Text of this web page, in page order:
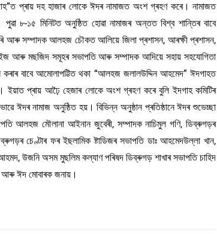
প্ৰায় দহ হাজাৰ লোকে ঈদৰ নামাজত অংশ গ্ৰহণ কৰে। নামাজত
৮-১৫ মিনিটত অনুষ্ঠিত হোৱা নামাজৰ অন্তত বিশ্ব শান্তিৰ বাবে
আৰু সম্পাদক আলহজ চৌকত আলিয়ে জিলা প্ৰশাসন, আৰক্ষী প্ৰশাসন,
আৰু মছজিদ সমূহৰ সভাপতি আৰু সম্পাদক আদিয়ে সহায় সহযোগিতা
কৰাৰ বাবে আমোলাপট্টিত থকা “আলহজ জলালউদ্দিন আহমেদ” ঈদগাহত
প্ৰায় আঢ়ৈ হেজাৰ লোকে অংশ গ্ৰহণ কৰে বুলি ইদগাহ কমিটিৰ
ঈদৰ নামাজ অনুষ্ঠিত হয়। বিভিন্ন অনুষ্ঠান প্ৰতিষ্ঠানে ঈদৰ শুভেচ্ছা
আলহজ মৌলানা আইনান জুবেৰী, সম্পাদক নাচিমুল গণি, ডিব্ৰুগড়ৰ
চেণ্টাৰ ফৰ ইছলামিক ষ্টাডিজৰ সভাপতি ডাঃ আহমেদউল্লা খান,
উজনি অসম মুছলিম কল্যাণ পৰিষদ ডিব্ৰুগড় শাখাৰ সভাপতি চাহিদ
আৰু ঈদ মোবাৰক জনায়।